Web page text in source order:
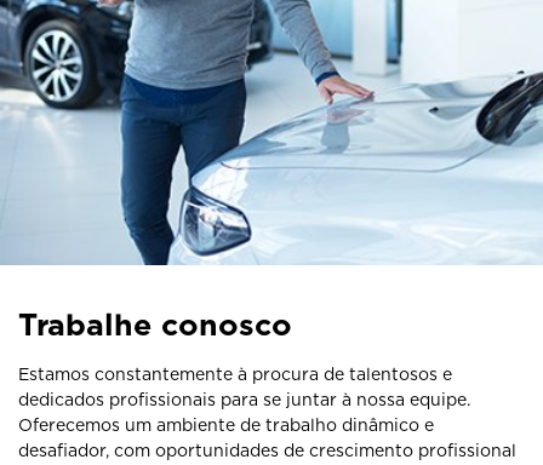
Trabalhe conosco
Estamos constantemente à procura de talentosos e
dedicados profissionais para se juntar à nossa equipe.
Oferecemos um ambiente de trabalho dinâmico e
desafiador, com oportunidades de crescimento profissional